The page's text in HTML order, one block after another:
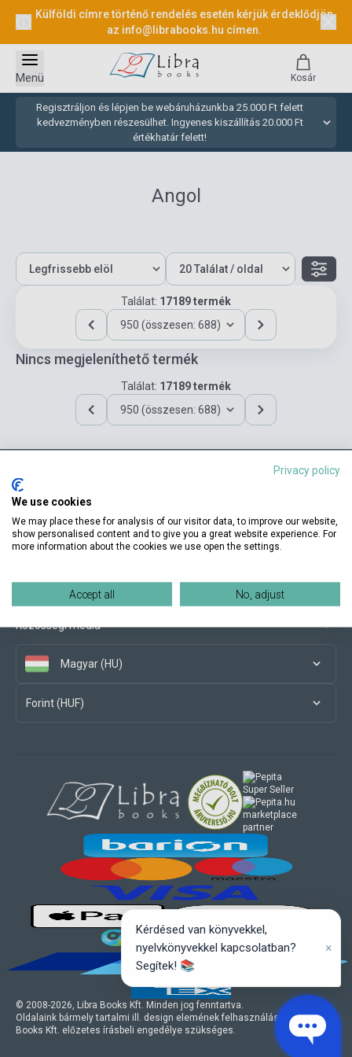
Külföldi címre történő rendelés esetén kérjük érdeklődjön
az info@librabooks.hu címen.
Regisztráljon és lépjen be webáruházunkba 25.000 Ft felett
kedvezményben részesülhet. Ingyenes kiszállítás 20.000 Ft
értékhatár felett!
Menü Kosár
Angol
Találat: 17189 termék
950 (összesen: 688)
Nincs megjeleníthető termék
Találat: 17189 termék
950 (összesen: 688)
Elérhetőségeink
Közösségi média
Magyar (HU)
Forint (HUF)
© 2008-2026, Libra Books Kft. Minden jog fenntartva.
Oldalaink bármely tartalmi ill. design elemének felhasználásához a Libra
Books Kft. előzetes írásbeli engedélye szükséges.
marketplace
partner
Kérdésed van könyvekkel,
nyelvkönyvekkel kapcsolatban?
Segítek! 📚
×
Privacy policy
We use cookies
We may place these for analysis of our visitor data, to improve our website,
show personalised content and to give you a great website experience. For
more information about the cookies we use open the settings.
Accept all No, adjust